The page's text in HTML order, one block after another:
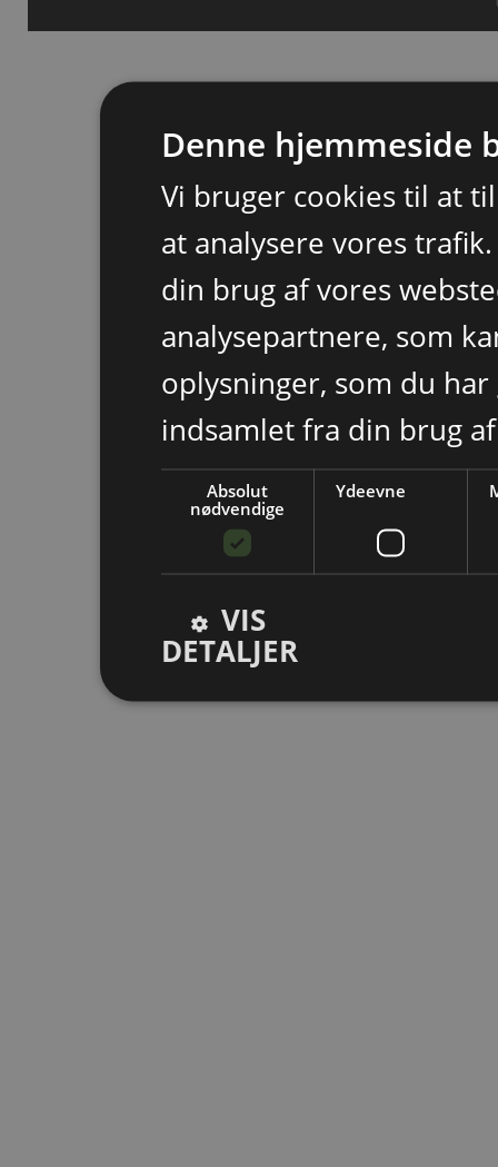
Denne hjemmeside
Vi bruger cookies til at
at analysere vores
din brug af vores
analysepartnere, som
oplysninger, som du
indsamlet fra din brug
Absolut
nødvendige
Ydeevne
VIS
DETALJER